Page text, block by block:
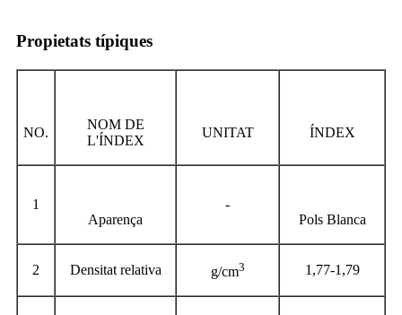
Propietats típiques
NO.
NOM DE
L'ÍNDEX
UNITAT ÍNDEX
1
Aparença
-
Pols Blanca
2 Densitat relativa g/cm3 1,77-1,79